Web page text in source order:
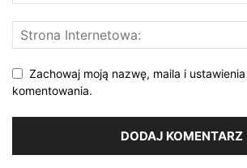
Zachowaj moją nazwę, maila i
komentowania.